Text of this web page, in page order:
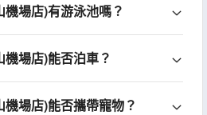
場店)有游泳池嗎？
場店)能否泊車？
場店)能否攜帶寵物？